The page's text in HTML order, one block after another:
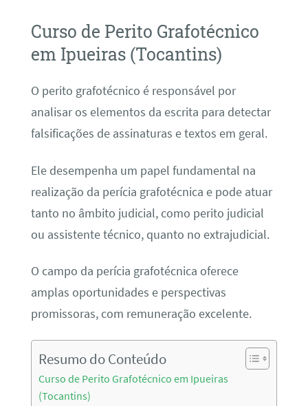
Curso de Perito Grafotécnico
em Ipueiras (Tocantins)
O perito grafotécnico é responsável por
analisar os elementos da escrita para detectar
falsificações de assinaturas e textos em geral.
Ele desempenha um papel fundamental na
realização da perícia grafotécnica e pode atuar
tanto no âmbito judicial, como perito judicial
ou assistente técnico, quanto no extrajudicial.
O campo da perícia grafotécnica oferece
amplas oportunidades e perspectivas
promissoras, com remuneração excelente.
Resumo do Conteúdo
Curso de Perito Grafotécnico em Ipueiras
(Tocantins)